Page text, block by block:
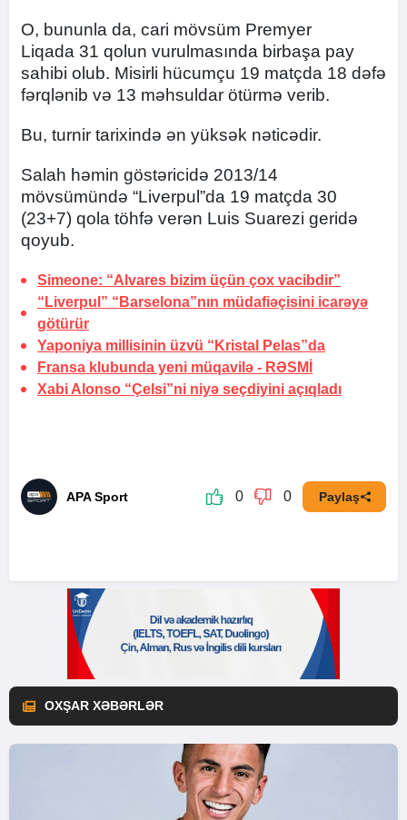
O, bununla da, cari mövsüm Premyer
Liqada 31 qolun vurulmasında birbaşa pay
sahibi olub. Misirli hücumçu 19 matçda 18 dəfə
fərqlənib və 13 məhsuldar ötürmə verib.
Bu, turnir tarixində ən yüksək nəticədir.
Salah həmin göstəricidə 2013/14
mövsümündə “Liverpul”da 19 matçda 30
(23+7) qola töhfə verən Luis Suarezi geridə
qoyub.
Simeone: “Alvares bizim üçün çox vacibdir”
“Liverpul” “Barselona”nın müdafiəçisini icarəyə
götürür
Yaponiya millisinin üzvü “Kristal Pelas”da
Fransa klubunda yeni müqavilə - RƏSMİ
Xabi Alonso “Çelsi”ni niyə seçdiyini açıqladı
APA Sport 0 0 Paylaş
OXŞAR XƏBƏRLƏR